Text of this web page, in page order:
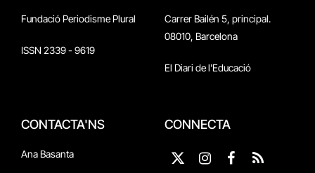
Fundació Periodisme Plural
ISSN 2339 - 9619
Carrer Bailén 5, principal.
08010, Barcelona
El Diari de l'Educació
CONTACTA'NS
Ana Basanta
CONNECTA
X
Instagram
Facebook
RSS